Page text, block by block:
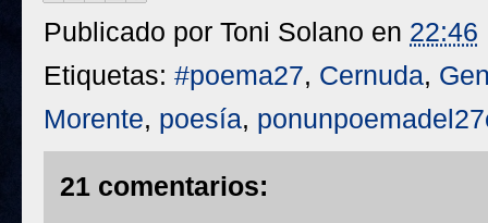
Publicado por Toni Solano en 22:46
Etiquetas: #poema27, Cernuda,
Morente, poesía,
21 comentarios: